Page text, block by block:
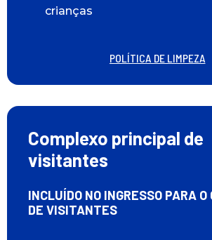
crianças
POLÍTICA DE LIMPEZA
Complexo principal de
visitantes
INCLUÍDO NO INGRESSO PARA O
DE VISITANTES